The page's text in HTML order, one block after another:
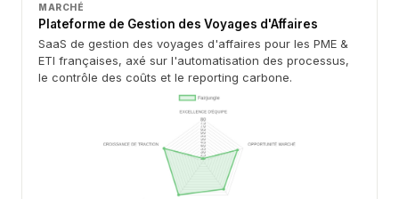
MARCHÉ
Plateforme de Gestion des Voyages d'Affaires
SaaS de gestion des voyages d'affaires pour les PME &
ETI françaises, axé sur l'automatisation des processus,
le contrôle des coûts et le reporting carbone.